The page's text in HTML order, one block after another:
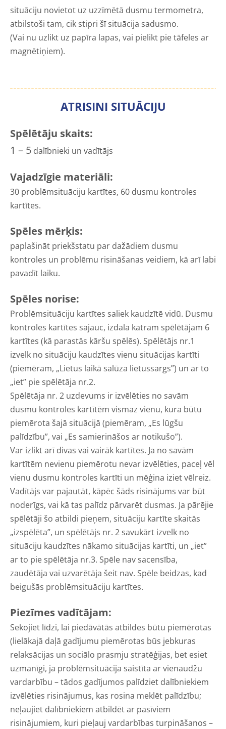
situāciju novietot uz uzzīmētā dusmu termometra,
atbilstoši tam, cik stipri šī situācija sadusmo.
(Vai nu uzlikt uz papīra lapas, vai pielikt pie tāfeles ar
magnētiņiem).
ATRISINI SITUĀCIJU
Spēlētāju skaits:
1 – 5 dalībnieki un vadītājs
Vajadzīgie materiāli:
30 problēmsituāciju kartītes, 60 dusmu kontroles
kartītes.
Spēles mērķis:
paplašināt priekšstatu par dažādiem dusmu
kontroles un problēmu risināšanas veidiem, kā arī labi
pavadīt laiku.
Spēles norise:
Problēmsituāciju kartītes saliek kaudzītē vidū. Dusmu
kontroles kartītes sajauc, izdala katram spēlētājam 6
kartītes (kā parastās kāršu spēlēs). Spēlētājs nr.1
izvelk no situāciju kaudzītes vienu situācijas kartīti
(piemēram, „Lietus laikā salūza lietussargs”) un ar to
„iet” pie spēlētāja nr.2.
Spēlētāja nr. 2 uzdevums ir izvēlēties no savām
dusmu kontroles kartītēm vismaz vienu, kura būtu
piemērota šajā situācijā (piemēram, „Es lūgšu
palīdzību”, vai „Es samierināšos ar notikušo”).
Var izlikt arī divas vai vairāk kartītes. Ja no savām
kartītēm nevienu piemērotu nevar izvēlēties, paceļ vēl
vienu dusmu kontroles kartīti un mēģina iziet vēlreiz.
Vadītājs var pajautāt, kāpēc šāds risinājums var būt
noderīgs, vai kā tas palīdz pārvarēt dusmas. Ja pārējie
spēlētāji šo atbildi pieņem, situāciju kartīte skaitās
„izspēlēta”, un spēlētājs nr. 2 savukārt izvelk no
situāciju kaudzītes nākamo situācijas kartīti, un „iet”
ar to pie spēlētāja nr.3. Spēle nav sacensība,
zaudētāja vai uzvarētāja šeit nav. Spēle beidzas, kad
beigušās problēmsituāciju kartītes.
Piezīmes vadītājam:
Sekojiet līdzi, lai piedāvātās atbildes būtu piemērotas
(lielākajā daļā gadījumu piemērotas būs jebkuras
relaksācijas un sociālo prasmju stratēģijas, bet esiet
uzmanīgi, ja problēmsituācija saistīta ar vienaudžu
vardarbību – tādos gadījumos palīdziet dalībniekiem
izvēlēties risinājumus, kas rosina meklēt palīdzību;
neļaujiet dalībniekiem atbildēt ar pasīviem
risinājumiem, kuri pieļauj vardarbības turpināšanos –